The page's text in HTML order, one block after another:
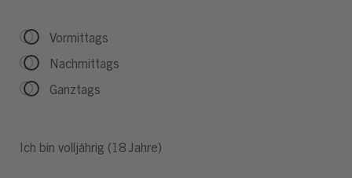
Vormittags
Nachmittags
Ganztags
Ich bin volljährig (18 Jahre)